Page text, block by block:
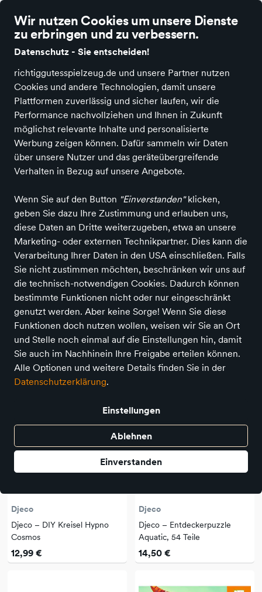
Wir nutzen Cookies um unsere Dienste
zu erbringen und zu verbessern.
Datenschutz - Sie entscheiden!
richtiggutesspielzeug.de und unsere Partner nutzen
Cookies und andere Technologien, damit unsere
Plattformen zuverlässig und sicher laufen, wir die
Performance nachvollziehen und Ihnen in Zukunft
möglichst relevante Inhalte und personalisierte
Werbung zeigen können. Dafür sammeln wir Daten
über unsere Nutzer und das geräteübergreifende
Verhalten in Bezug auf unsere Angebote.
Wenn Sie auf den Button "Einverstanden"klicken,
geben Sie dazu Ihre Zustimmung und erlauben uns,
diese Daten an Dritte weiterzugeben, etwa an unsere
Marketing- oder externen Technikpartner. Dies kann die
Verarbeitung Ihrer Daten in den USA einschließen. Falls
Sie nicht zustimmen möchten, beschränken wir uns auf
die technisch-notwendigen Cookies. Dadurch können
bestimmte Funktionen nicht oder nur eingeschränkt
genutzt werden. Aber keine Sorge! Wenn Sie diese
Funktionen doch nutzen wollen, weisen wir Sie an Ort
und Stelle noch einmal auf die Einstellungen hin, damit
Sie auch im Nachhinein Ihre Freigabe erteilen können.
Alle Optionen und weitere Details finden Sie in der
Datenschutzerklärung.
Einstellungen
Ablehnen
Einverstanden
Alle Kategorien Neuheiten Angebote Spielen & Basteln
Djeco – Kreatives Spielzeug
für kleine Künstler und
Entdecker
Alle Produkte
ALLE FILTER
Suchbegriff Angebote
1.114 Produkte
Djeco
Djeco – DIY Kreisel Hypno
Cosmos
12,99 €
Djeco
Djeco – Entdeckerpuzzle
Aquatic, 54 Teile
14,50 €